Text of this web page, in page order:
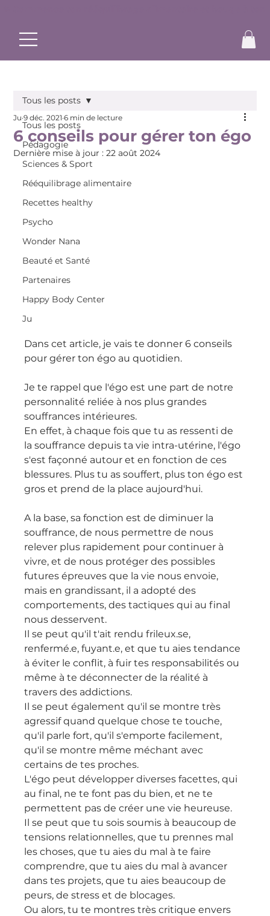
Tous les posts
Pédagogie
Sciences & Sport
Rééquilibrage alimentaire
Recettes healthy
Psycho
Wonder Nana
Beauté et Santé
Partenaires
Happy Body Center
Ju
Tous les posts
6 conseils pour gérer ton égo
Ju 9 déc. 2021 6 min de lecture
Dernière mise à jour :22 août 2024
Dans cet article, je vais te donner 6 conseils
pour gérer ton égo au quotidien.
Je te rappel que l'égo est une part de notre
personnalité reliée à nos plus grandes
souffrances intérieures.
En effet, à chaque fois que tu as ressenti de
la souffrance depuis ta vie intra-utérine, l'égo
s'est façonné autour et en fonction de ces
blessures. Plus tu as souffert, plus ton égo est
gros et prend de la place aujourd'hui.
A la base, sa fonction est de diminuer la
souffrance, de nous permettre de nous
relever plus rapidement pour continuer à
vivre, et de nous protéger des possibles
futures épreuves que la vie nous envoie,
mais en grandissant, il a adopté des
comportements, des tactiques qui au final
nous desservent.
Il se peut qu'il t'ait rendu frileux.se,
renfermé.e, fuyant.e, et que tu aies tendance
à éviter le conflit, à fuir tes responsabilités ou
même à te déconnecter de la réalité à
travers des addictions.
Il se peut également qu'il se montre très
agressif quand quelque chose te touche,
qu'il parle fort, qu'il s'emporte facilement,
qu'il se montre même méchant avec
certains de tes proches.
L'égo peut développer diverses facettes, qui
au final, ne te font pas du bien, et ne te
permettent pas de créer une vie heureuse.
Il se peut que tu sois soumis à beaucoup de
tensions relationnelles, que tu prennes mal
les choses, que tu aies du mal à te faire
comprendre, que tu aies du mal à avancer
dans tes projets, que tu aies beaucoup de
peurs, de stress et de blocages.
Ou alors, tu te montres très critique envers